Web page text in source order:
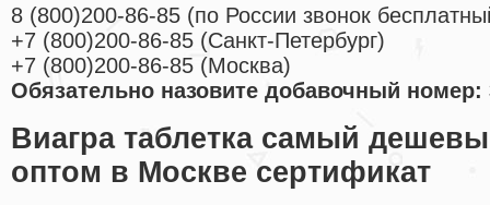
8 (800)200-86-85 (по России звонок
+7 (800)200-86-85 (Санкт-Петербург)
+7 (800)200-86-85 (Москва)
Обязательно назовите добавочный номер:
Виагра таблетка самый
оптом в Москве сертификат